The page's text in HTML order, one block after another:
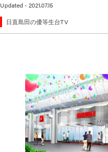
Updated - 2021.07.15
日直島田の優等生台TV